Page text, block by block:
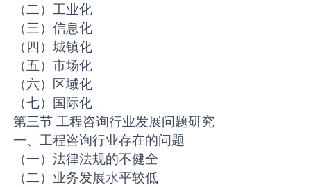
（二）工业化
（三）信息化
（四）城镇化
（五）市场化
（六）区域化
（七）国际化
第三节 工程咨询行业发展问题研究
一、工程咨询行业存在的问题
（一）法律法规的不健全
（二）业务发展水平较低